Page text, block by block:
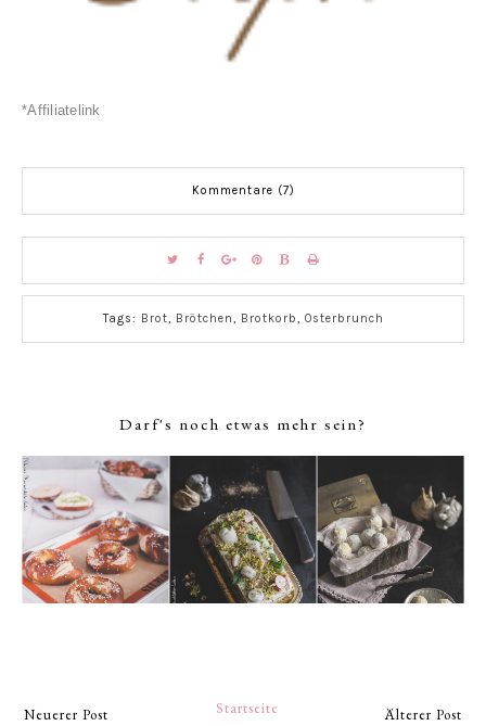
*Affiliatelink
Kommentare (7)
Tags: Brot, Brötchen, Brotkorb, Osterbrunch
Darf's noch etwas mehr sein?
Neuerer Post Älterer Post
Startseite